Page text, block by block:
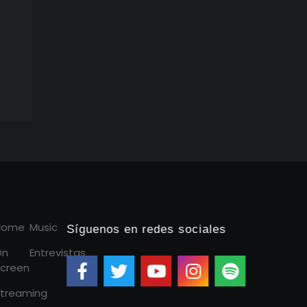
Music
Entrevistas
Síguenos en redes sociales